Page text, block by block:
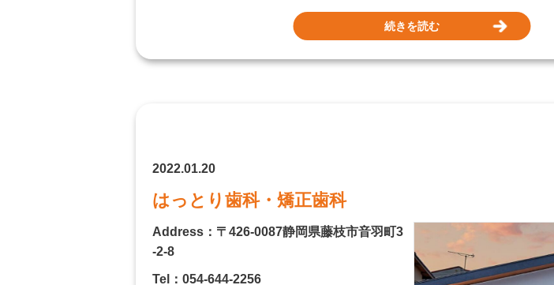
続きを読む
2022.01.20
はっとり歯科・矯正歯科
Address：〒426-0087静岡県藤枝市音羽町3
-2-8
Tel：054-644-2256